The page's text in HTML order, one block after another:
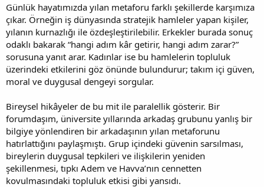
Günlük hayatımızda yılan metaforu farklı şekillerde karşımıza
çıkar. Örneğin iş dünyasında stratejik hamleler yapan kişiler,
yılanın kurnazlığı ile özdeşleştirilebilir. Erkekler burada sonuç
odaklı bakarak “hangi adım kâr getirir, hangi adım zarar?”
sorusuna yanıt arar. Kadınlar ise bu hamlelerin topluluk
üzerindeki etkilerini göz önünde bulundurur; takım içi güven,
moral ve duygusal dengeyi sorgular.
Bireysel hikâyeler de bu mit ile paralellik gösterir. Bir
forumdaşım, üniversite yıllarında arkadaş grubunu yanlış bir
bilgiye yönlendiren bir arkadaşının yılan metaforunu
hatırlattığını paylaşmıştı. Grup içindeki güvenin sarsılması,
bireylerin duygusal tepkileri ve ilişkilerin yeniden
şekillenmesi, tıpkı Adem ve Havva’nın cennetten
kovulmasındaki topluluk etkisi gibi yansıdı.